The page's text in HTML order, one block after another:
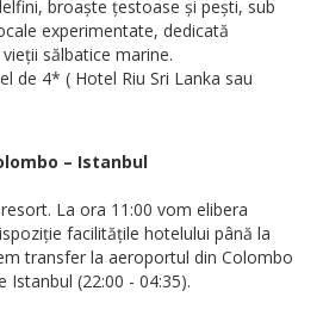
broaște țestoase și pești, sub
experimentate, dedicată
sălbatice marine.
de 4* ( Hotel Riu Sri Lanka sau
– Istanbul
La ora 11:00 vom elibera
facilitățile hotelului până la
transfer la aeroportul din Colombo
Istanbul (22:00 - 04:35).